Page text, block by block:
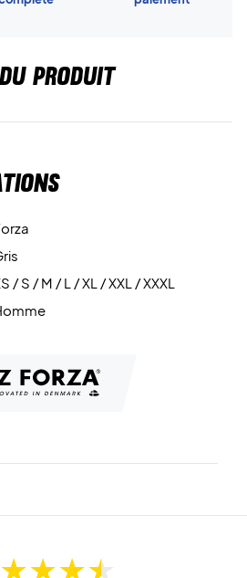
PRODUIT
/ S / M / L / XL / XXL / XXXL